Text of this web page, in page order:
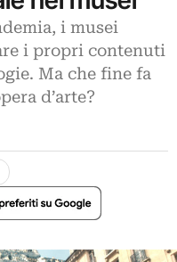
i musei
i propri contenuti
Ma che fine fa
d’arte?